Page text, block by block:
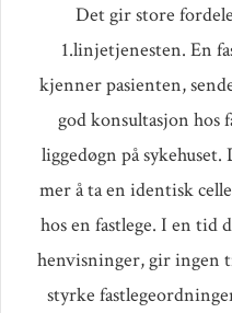
Det gir store
1.linjetjenesten. En
kjenner pasienten,
god konsultasjon hos
liggedøgn på
mer å ta en identisk
hos en fastlege. I en
henvisninger, gir ingen
styrke